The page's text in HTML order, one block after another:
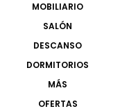
MOBILIARIO
SALÓN
DESCANSO
DORMITORIOS
MÁS
OFERTAS